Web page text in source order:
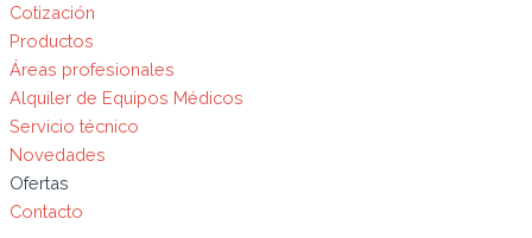
Cotización
Productos
Áreas profesionales
Alquiler de Equipos Médicos
Servicio técnico
Novedades
Ofertas
Contacto